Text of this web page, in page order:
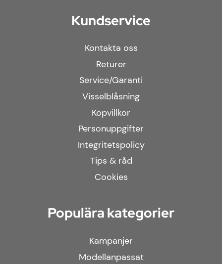
Kundservice
Kontakta oss
Returer
Service/Garanti
Visselblåsning
Köpvillkor
Personuppgifter
Integritetspolicy
Tips & råd
Cookies
Populära kategorier
Kampanjer
Modellanpassat